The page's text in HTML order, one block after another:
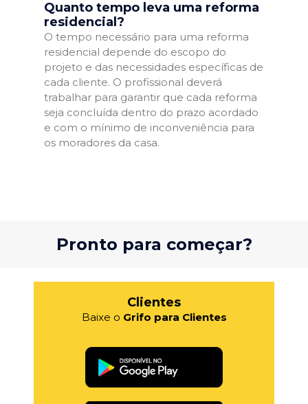
Quanto tempo leva uma reforma
residencial?
O tempo necessário para uma reforma
residencial depende do escopo do
projeto e das necessidades específicas de
cada cliente. O profissional deverá
trabalhar para garantir que cada reforma
seja concluída dentro do prazo acordado
e com o mínimo de inconveniência para
os moradores da casa.
Pronto para começar?
Clientes
Baixe o Grifo para Clientes